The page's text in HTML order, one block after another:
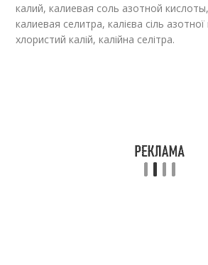
калий, калиевая соль азотной
калиевая селитра, калієва сіль
хлористий калій, калійна селітра.